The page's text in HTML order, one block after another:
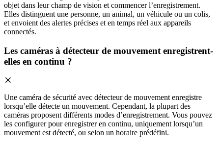
objet dans leur champ de vision et commencer l’enregistrement.
Elles distinguent une personne, un animal, un véhicule ou un colis,
et envoient des alertes précises et en temps réel aux appareils
connectés.
Les caméras à détecteur de mouvement enregistrent-
elles en continu ?
Une caméra de sécurité avec détecteur de mouvement enregistre
lorsqu’elle détecte un mouvement. Cependant, la plupart des
caméras proposent différents modes d’enregistrement. Vous pouvez
les configurer pour enregistrer en continu, uniquement lorsqu’un
mouvement est détecté, ou selon un horaire prédéfini.